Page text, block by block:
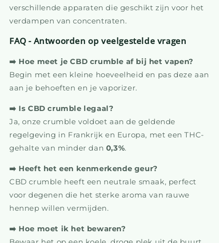
verschillende apparaten die geschikt zijn voor het
verdampen van concentraten.
FAQ - Antwoorden op veelgestelde vragen
➡️ Hoe meet je CBD crumble af bij het vapen?
Begin met een kleine hoeveelheid en pas deze aan
aan je behoeften en je vaporizer.
➡️ Is CBD crumble legaal?
Ja, onze crumble voldoet aan de geldende
regelgeving in Frankrijk en Europa, met een THC-
gehalte van minder dan 0,3%.
➡️ Heeft het een kenmerkende geur?
CBD crumble heeft een neutrale smaak, perfect
voor degenen die het sterke aroma van rauwe
hennep willen vermijden.
➡️ Hoe moet ik het bewaren?